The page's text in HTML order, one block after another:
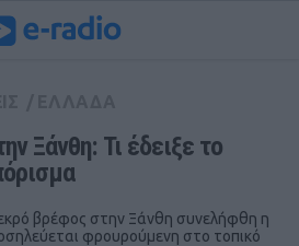
Ξάνθη: Τι έδειξε το
βρέφος στην Ξάνθη συνελήφθη η
φρουρούμενη στο τοπικό